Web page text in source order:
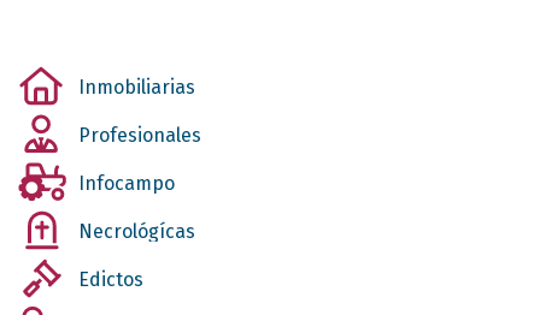
Inmobiliarias
Profesionales
Infocampo
Necrológícas
Edictos